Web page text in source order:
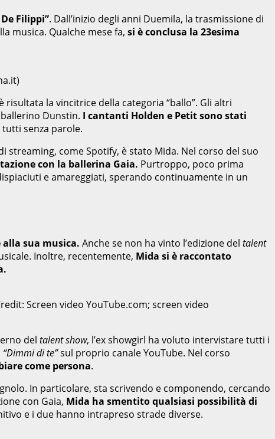
Filippi”. Dall’inizio degli anni Duemila, la trasmissione di
musica. Qualche mese fa, si è conclusa la 23esima
la vincitrice della categoria “ballo”. Gli altri
Dunstin. I cantanti Holden e Petit sono stati
senza parole.
come Spotify, è stato Mida. Nel corso del suo
con la ballerina Gaia. Purtroppo, poco prima
e amareggiati, sperando continuamente in un
sua musica. Anche se non ha vinto l’edizione del talent
Inoltre, recentemente, Mida si è raccontato
Screen video YouTube.com; screen video
del talent show, l’ex showgirl ha voluto intervistare tutti i
“Dimmi di te”sul proprio canale YouTube. Nel corso
come persona.
In particolare, sta scrivendo e componendo, cercando
con Gaia, Mida ha smentito qualsiasi possibilità di
e i due hanno intrapreso strade diverse.